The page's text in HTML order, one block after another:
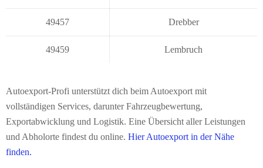
49457 Drebber
49459 Lembruch
Autoexport-Profi unterstützt dich beim Autoexport mit
vollständigen Services, darunter Fahrzeugbewertung,
Exportabwicklung und Logistik. Eine Übersicht aller Leistungen
und Abholorte findest du online. Hier Autoexport in der Nähe
finden.